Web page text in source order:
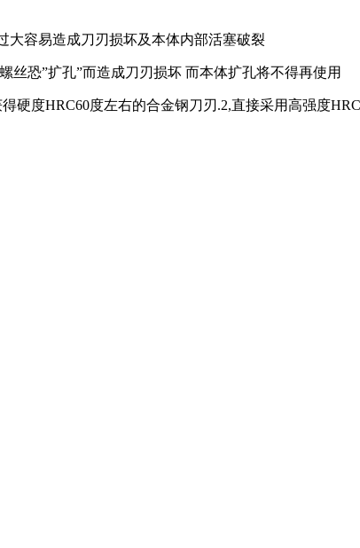
大容易造成刀刃损坏及本体内部活塞破裂
恐”扩孔”而造成刀刃损坏 而本体扩孔将不得再使用
度HRC60度左右的合金钢刀刃.2,直接采用高强度